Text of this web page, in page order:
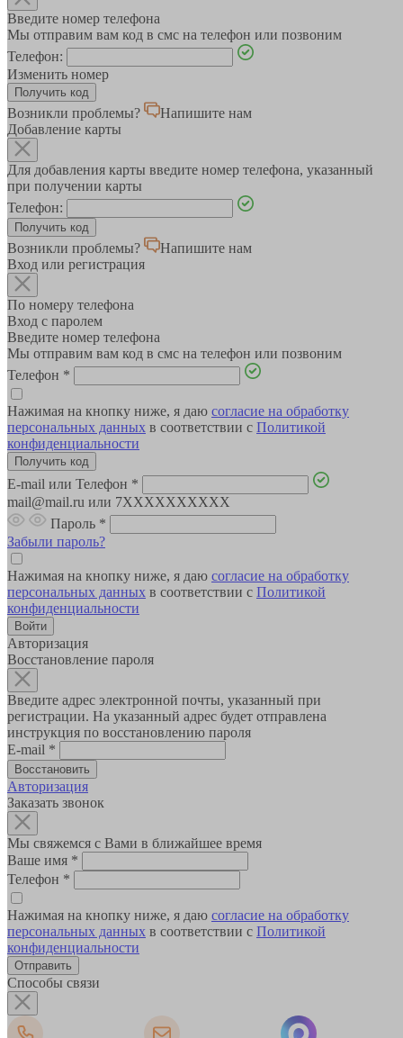
Введите номер телефона
Мы отправим вам код в смс на телефон или позвоним
Телефон:
Изменить номер
Возникли проблемы?
Напишите нам
Добавление карты
Для добавления карты введите номер телефона, указанный
при получении карты
Телефон:
Возникли проблемы?
Напишите нам
Вход или регистрация
По номеру телефона
Вход с паролем
Введите номер телефона
Мы отправим вам код в смс на телефон или позвоним
Телефон *
Нажимая на кнопку ниже, я даю согласие на обработку
персональных данных в соответствии с Политикой
конфиденциальности
E-mail или Телефон *
mail@mail.ru или 7XXXXXXXXXX
Пароль *
Забыли пароль?
Нажимая на кнопку ниже, я даю согласие на обработку
персональных данных в соответствии с Политикой
конфиденциальности
Авторизация
Восстановление пароля
Введите адрес электронной почты, указанный при
регистрации. На указанный адрес будет отправлена
инструкция по восстановлению пароля
E-mail *
Авторизация
Заказать звонок
Мы свяжемся с Вами в ближайшее время
Ваше имя *
Телефон *
Нажимая на кнопку ниже, я даю согласие на обработку
персональных данных в соответствии с Политикой
конфиденциальности
Способы связи